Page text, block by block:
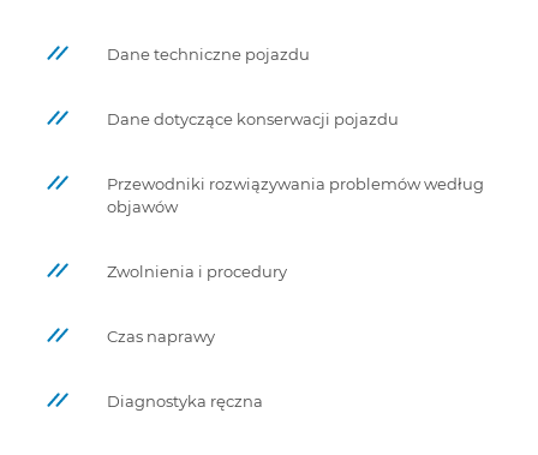
Dane techniczne pojazdu
Dane dotyczące konserwacji pojazdu
Przewodniki rozwiązywania problemów według
objawów
Zwolnienia i procedury
Czas naprawy
Diagnostyka ręczna